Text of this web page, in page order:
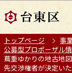
の
ー
ジ
の
トップページ 事
公募型プロポーザル
蔦重ゆかりの地古地
先交渉権者が決定い